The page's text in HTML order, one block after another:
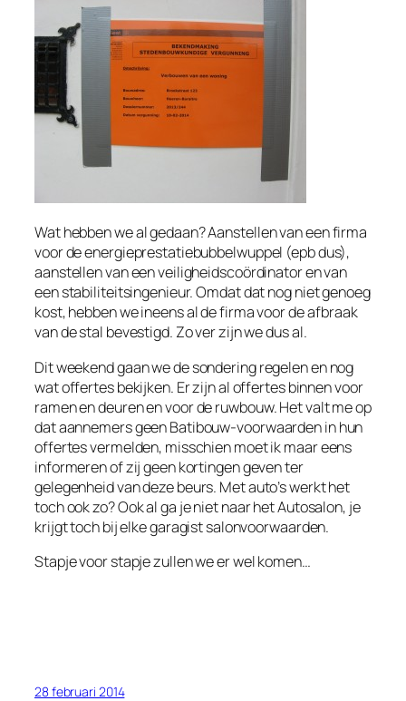
Wat hebben we al gedaan? Aanstellen van een firma
voor de energieprestatiebubbelwuppel (epb dus),
aanstellen van een veiligheidscoördinator en van
een stabiliteitsingenieur. Omdat dat nog niet genoeg
kost, hebben we ineens al de firma voor de afbraak
van de stal bevestigd. Zo ver zijn we dus al.
Dit weekend gaan we de sondering regelen en nog
wat offertes bekijken. Er zijn al offertes binnen voor
ramen en deuren en voor de ruwbouw. Het valt me op
dat aannemers geen Batibouw-voorwaarden in hun
offertes vermelden, misschien moet ik maar eens
informeren of zij geen kortingen geven ter
gelegenheid van deze beurs. Met auto’s werkt het
toch ook zo? Ook al ga je niet naar het Autosalon, je
krijgt toch bij elke garagist salonvoorwaarden.
Stapje voor stapje zullen we er wel komen…
28 februari 2014